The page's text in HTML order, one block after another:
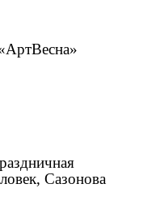
Сазонова